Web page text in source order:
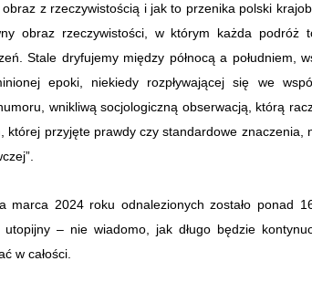
z rzeczywistością i jak to przenika polski
obraz rzeczywistości, w którym każda podróż
Stale dryfujemy między północą a południem,
epoki, niekiedy rozpływającej się we
wnikliwą socjologiczną obserwacją, którą
której przyjęte prawdy czy standardowe znaczenia,
marca 2024 roku odnalezionych zostało ponad
utopijny – nie wiadomo, jak długo będzie
w całości.